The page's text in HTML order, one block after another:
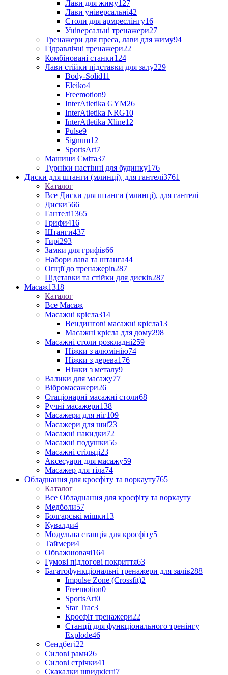
Лави для жиму127
Лави універсальні42
Столи для армреслінгу16
Універсальні тренажери27
Тренажери для преса, лави для жиму94
Гідравлічні тренажери22
Комбіновані станки124
Лави стійки підставки для залу229
Body-Solid11
Eleiko4
Freemotion9
InterAtletika GYM26
InterAtletika NRG10
InterAtletika Xline12
Pulse9
Signum12
SportsArt7
Машини Сміта37
Турніки настінні для будинку176
Диски для штанги (млинці), для гантелі3761
Каталог
Все Диски для штанги (млинці), для гантелі
Диски566
Гантелі1365
Грифи416
Штанги437
Гирі293
Замки для грифів66
Набори лава та штанга44
Опції до тренажерів287
Підставки та стійки для дисків287
Масаж1318
Каталог
Все Масаж
Масажні крісла314
Вендингові масажні крісла13
Масажні крісла для дому298
Масажні столи розкладні259
Ніжки з алюмінію74
Ніжки з дерева176
Ніжки з металу9
Валики для масажу77
Вібромасажери26
Стаціонарні масажні столи68
Ручні масажери138
Масажери для ніг109
Масажери для шиї23
Масажні накидки72
Масажні подушки56
Масажні стільці23
Аксесуари для масажу59
Масажер для тіла74
Обладнання для кросфіту та воркауту765
Каталог
Все Обладнання для кросфіту та воркауту
Медболи57
Болгарські мішки13
Кувалди4
Модульна станція для кросфіту5
Таймери4
Обважнювачі164
Гумові підлогові покриття63
Багатофункціональні тренажери для залів288
Impulse Zone (Crossfit)2
Freemotion0
SportsArt0
Star Trac3
Кросфіт тренажери22
Станції для функціонального тренінгу
Explode46
Сендбегі22
Силові рами26
Силові стрічки41
Скакалки швидкісні7